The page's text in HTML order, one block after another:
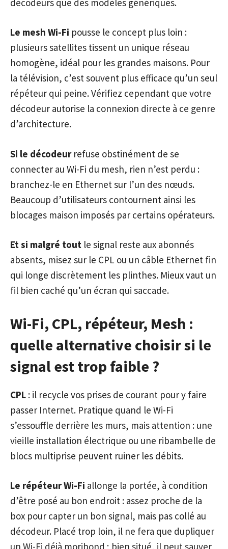
décodeurs que des modèles génériques.
Le mesh Wi-Fi pousse le concept plus loin :
plusieurs satellites tissent un unique réseau
homogène, idéal pour les grandes maisons. Pour
la télévision, c’est souvent plus efficace qu’un seul
répéteur qui peine. Vérifiez cependant que votre
décodeur autorise la connexion directe à ce genre
d’architecture.
Si le décodeurrefuse obstinément de se
connecter au Wi-Fi du mesh, rien n’est perdu :
branchez-le en Ethernet sur l’un des nœuds.
Beaucoup d’utilisateurs contournent ainsi les
blocages maison imposés par certains opérateurs.
Et si malgré tout le signal reste aux abonnés
absents, misez sur le CPL ou un câble Ethernet fin
qui longe discrètement les plinthes. Mieux vaut un
fil bien caché qu’un écran qui saccade.
Wi-Fi, CPL, répéteur, Mesh :
quelle alternative choisir si le
signal est trop faible ?
CPL : il recycle vos prises de courant pour y faire
passer Internet. Pratique quand le Wi-Fi
s’essouffle derrière les murs, mais attention : une
vieille installation électrique ou une ribambelle de
blocs multiprise peuvent ruiner les débits.
Le répéteur Wi-Fi allonge la portée, à condition
d’être posé au bon endroit : assez proche de la
box pour capter un bon signal, mais pas collé au
décodeur. Placé trop loin, il ne fera que dupliquer